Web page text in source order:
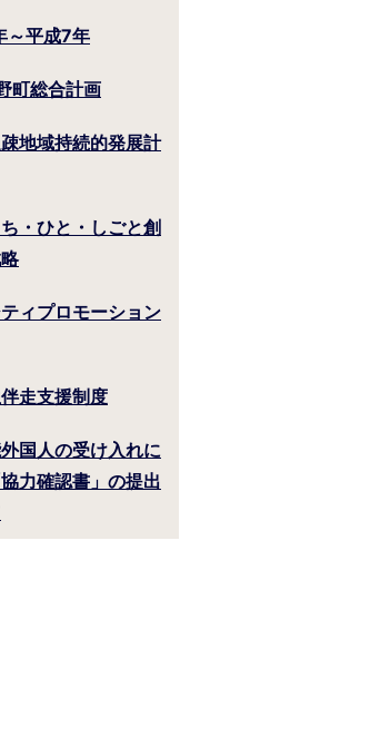
～平成7年
町総合計画
地域持続的発展計
・ひと・しごと創
ィプロモーション
走支援制度
国人の受け入れに
力確認書」の提出